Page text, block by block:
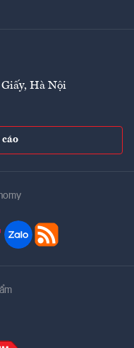
Giấy, Hà Nội